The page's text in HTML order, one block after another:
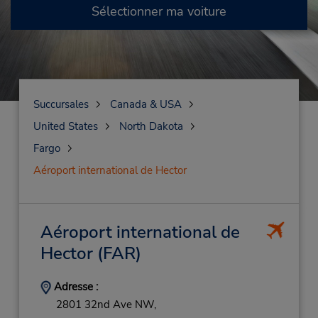
Sélectionner ma voiture
Succursales
Canada & USA
United States
North Dakota
Fargo
Aéroport international de Hector
Aéroport international de
Hector(FAR)
Adresse :
2801 32nd Ave NW,